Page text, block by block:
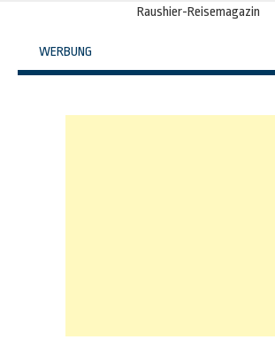
Raushier-Reisemagazin
WERBUNG